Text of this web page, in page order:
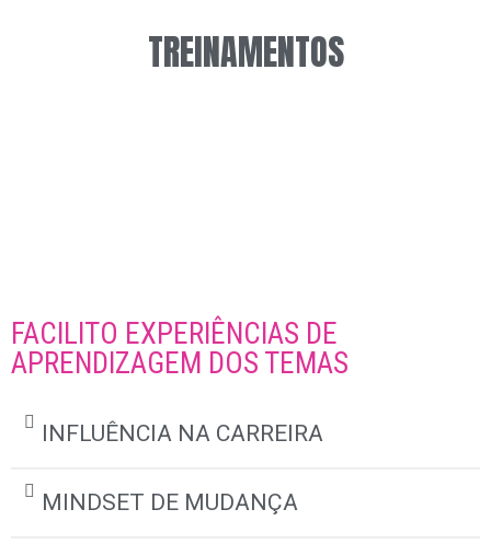
TREINAMENTOS
FACILITO EXPERIÊNCIAS DE
APRENDIZAGEM DOS TEMAS
INFLUÊNCIA NA CARREIRA
MINDSET DE MUDANÇA